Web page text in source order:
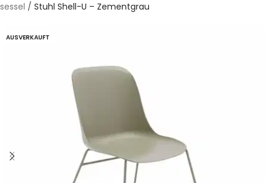
sessel / Stuhl Shell-U – Zementgrau
AUSVERKAUFT